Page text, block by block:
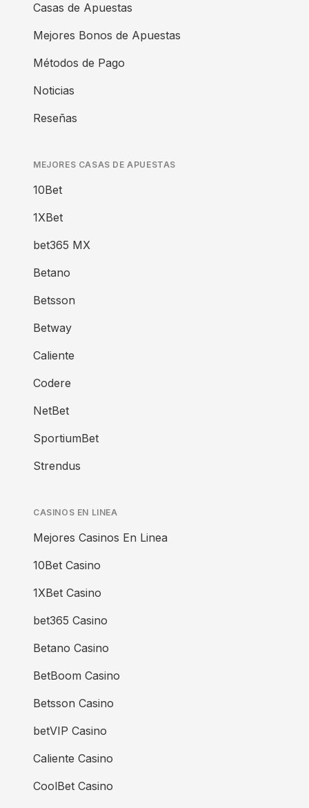
Casas de Apuestas
Mejores Bonos de Apuestas
Métodos de Pago
Noticias
Reseñas
MEJORES CASAS DE APUESTAS
10Bet
1XBet
bet365 MX
Betano
Betsson
Betway
Caliente
Codere
NetBet
SportiumBet
Strendus
CASINOS EN LINEA
Mejores Casinos En Linea
10Bet Casino
1XBet Casino
bet365 Casino
Betano Casino
BetBoom Casino
Betsson Casino
betVIP Casino
Caliente Casino
CoolBet Casino